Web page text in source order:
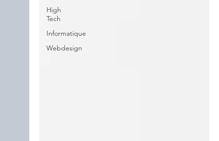
High
Tech
Informatique
Webdesign